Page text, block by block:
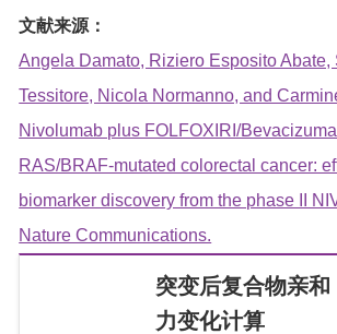
文献来源：
Angela Damato, Riziero Esposito Abate,
Tessitore, Nicola Normanno, and
Nivolumab plus FOLFOXIRI/
RAS/BRAF-mutated colorectal cancer:
biomarker discovery from the phase II
Nature Communications.
突变后复合物亲和
力变化计算